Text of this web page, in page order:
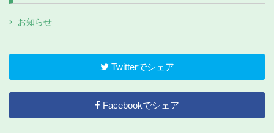
お知らせ
Twitterでシェア
Facebookでシェア